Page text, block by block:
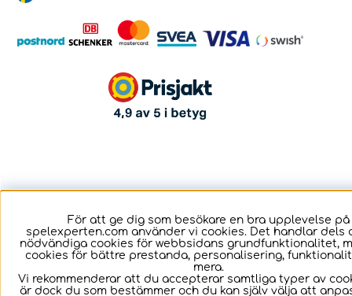
För att ge dig som besökare en bra upplevelse på
spelexperten.com använder vi cookies. Det handlar dels
nödvändiga cookies för webbsidans grundfunktionalitet,
cookies för bättre prestanda, personalisering,
mera.
Vi rekommenderar att du accepterar samtliga typer av
är dock du som bestämmer och du kan själv välja att